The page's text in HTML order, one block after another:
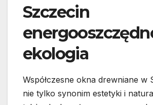
Szczecin
ekologia
Współczesne okna drewniane w
nie tylko synonim estetyki i